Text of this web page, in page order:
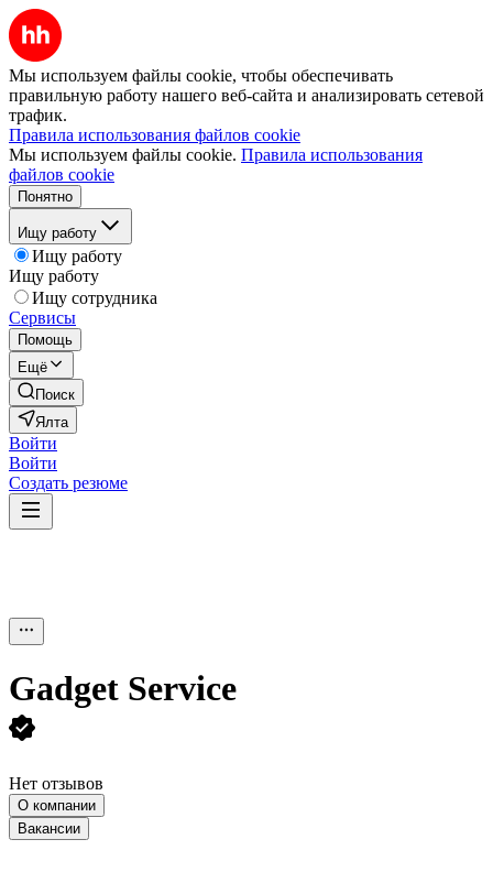
Мы используем файлы cookie, чтобы обеспечивать
правильную работу нашего веб-сайта и анализировать сетевой
трафик.
Правила использования файлов cookie
Мы используем файлы cookie. Правила использования
файлов cookie
Понятно
Ищу работу
Ищу работу
Ищу работу
Ищу сотрудника
Сервисы
Помощь
Ещё
Поиск
Ялта
Войти
Войти
Создать резюме
Gadget Service
Нет отзывов
О компании
Вакансии